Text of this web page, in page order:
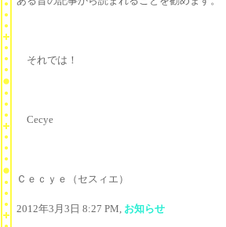
それでは！
Cecye
Ｃｅｃｙｅ（セスィエ）
2012年3月3日 8:27 PM, お知らせ